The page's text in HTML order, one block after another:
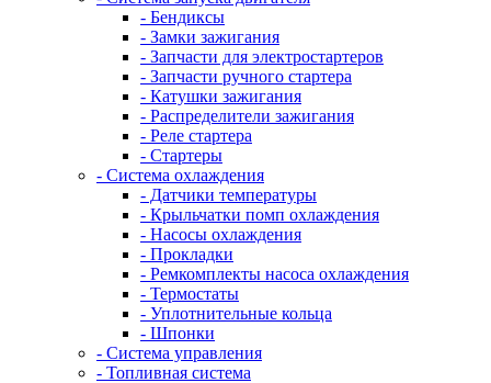
- Бендиксы
- Замки зажигания
- Запчасти для электростартеров
- Запчасти ручного стартера
- Катушки зажигания
- Распределители зажигания
- Реле стартера
- Стартеры
- Система охлаждения
- Датчики температуры
- Крыльчатки помп охлаждения
- Насосы охлаждения
- Прокладки
- Ремкомплекты насоса охлаждения
- Термостаты
- Уплотнительные кольца
- Шпонки
- Система управления
- Топливная система